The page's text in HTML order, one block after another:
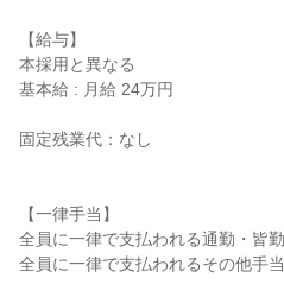
【給与】
本採用と異なる
基本給 : 月給 24万円
固定残業代：なし
【一律手当】
全員に一律で支払われる通勤・皆
全員に一律で支払われるその他手